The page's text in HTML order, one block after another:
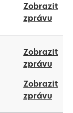
a
new
tab
Zobrazit
zprávu
new
tab
Zobrazit
zprávu
a
new
Zobrazit
zprávu